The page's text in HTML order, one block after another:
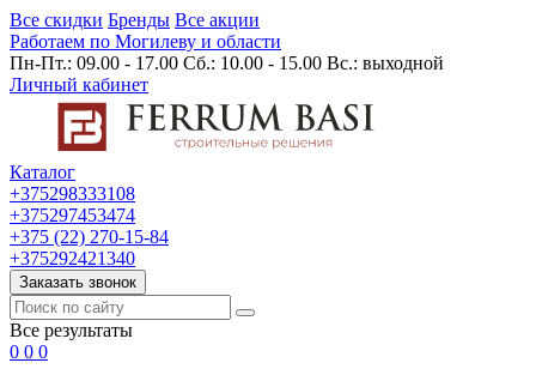
Все скидки Бренды Все акции
Работаем по Могилеву и области
Пн-Пт.: 09.00 - 17.00 Сб.: 10.00 - 15.00 Вс.: выходной
Личный кабинет
Каталог
+375298333108
+375297453474
+375 (22) 270-15-84
+375292421340
Заказать звонок
Все результаты
0 0 0